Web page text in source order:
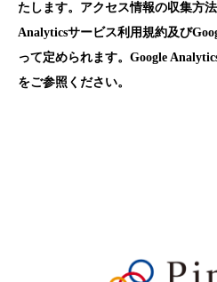
たします。アクセス情報の収集方
Analyticsサービス利用規約及び
って定められます。Google
をご参照ください。